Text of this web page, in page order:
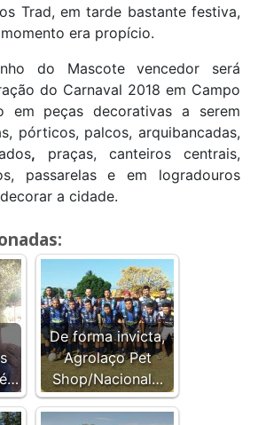
Trad, em tarde bastante festiva,
era propício.
do Mascote vencedor será
do Carnaval 2018 em Campo
em peças decorativas a serem
pórticos, palcos, arquibancadas,
, praças, canteiros centrais,
passarelas e em logradouros
a cidade.
De forma invicta,
Agrolaço Pet
Shop/Nacional…